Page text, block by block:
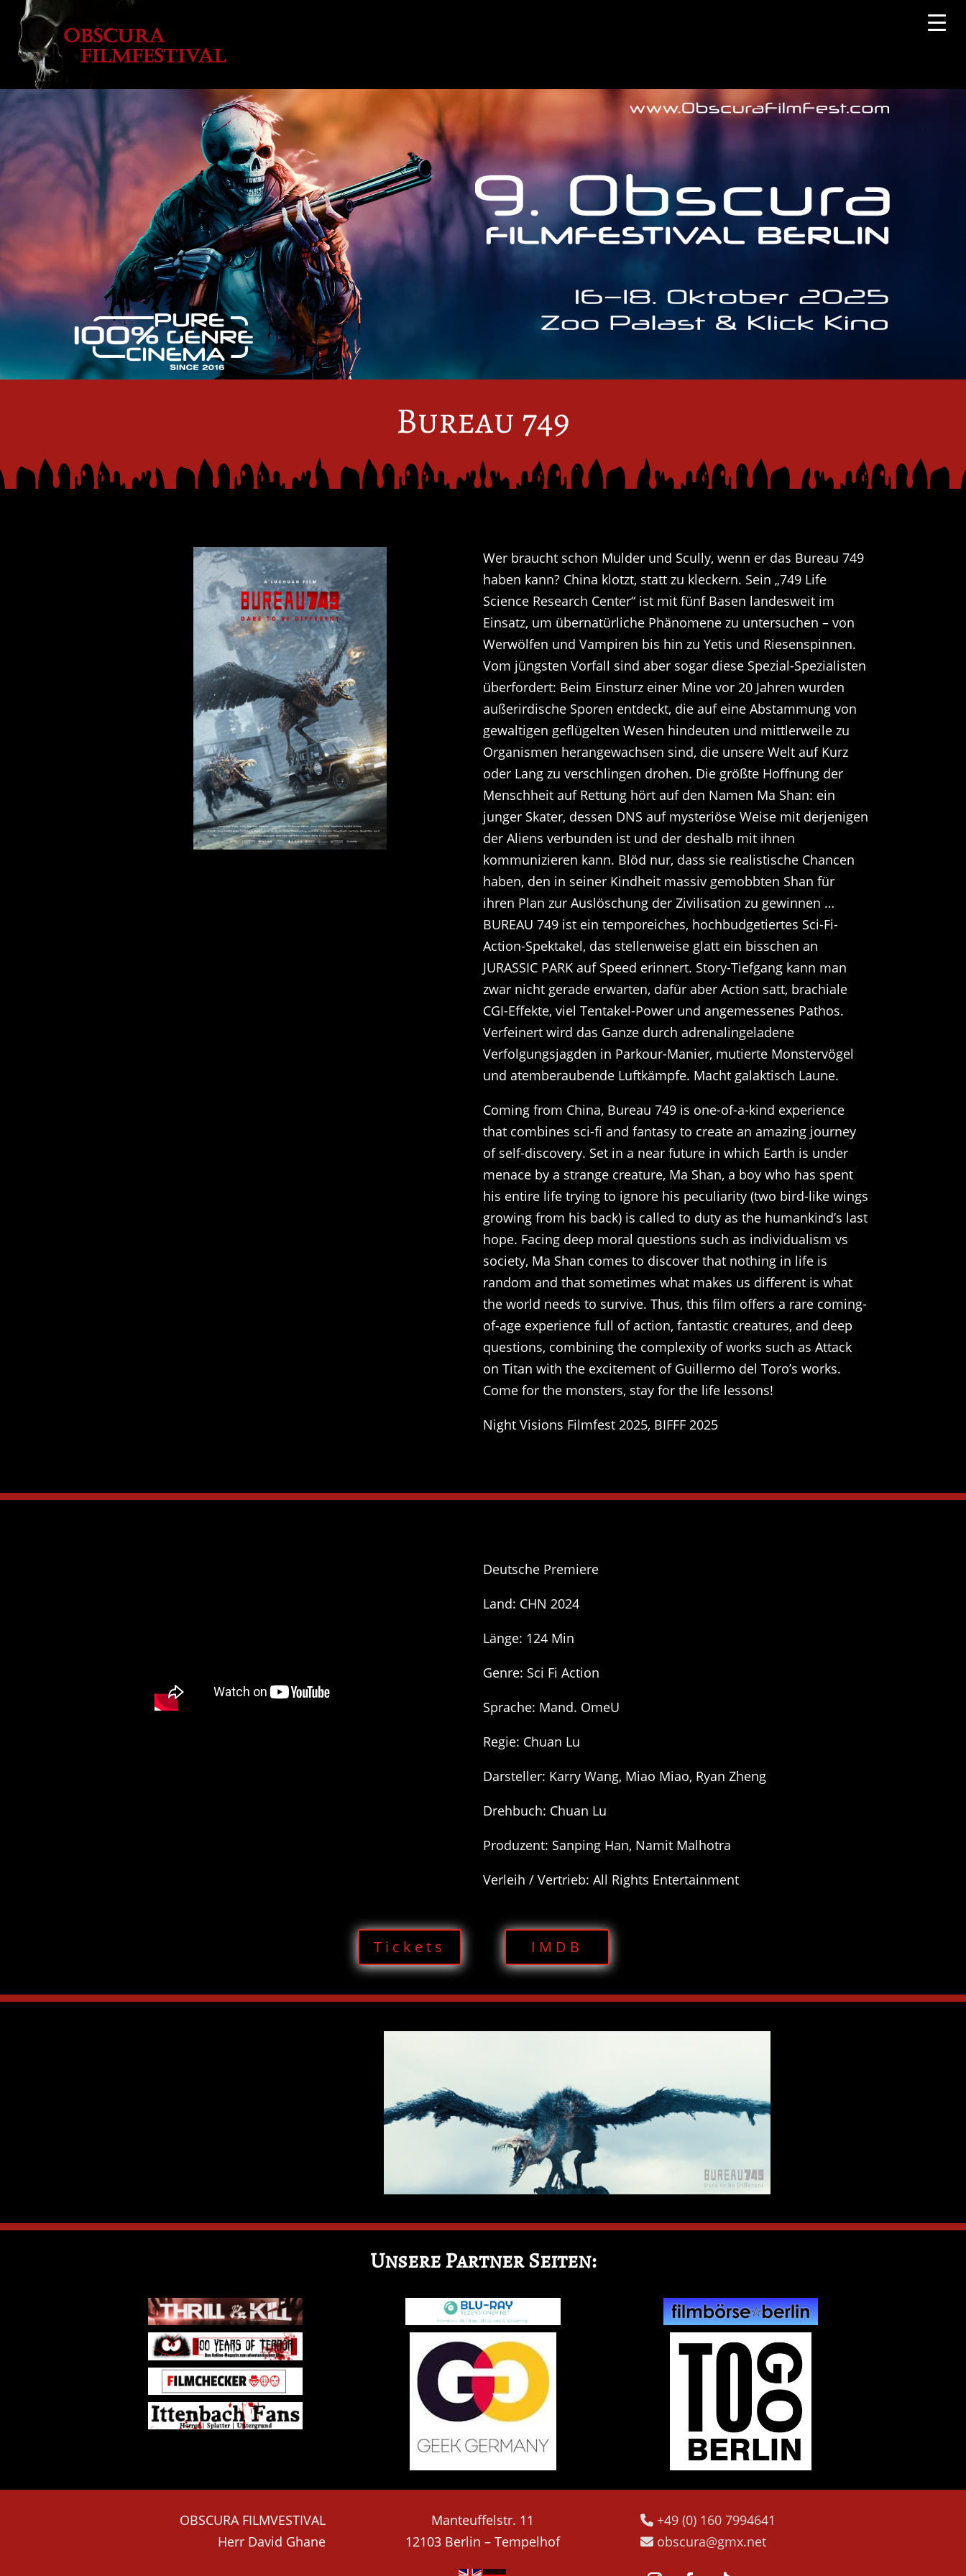
Bureau 749
Wer braucht schon Mulder und Scully, wenn er das Bureau 749
haben kann? China klotzt, statt zu kleckern. Sein „749 Life
Science Research Center“ ist mit fünf Basen landesweit im
Einsatz, um übernatürliche Phänomene zu untersuchen – von
Werwölfen und Vampiren bis hin zu Yetis und Riesenspinnen.
Vom jüngsten Vorfall sind aber sogar diese Spezial-Spezialisten
überfordert: Beim Einsturz einer Mine vor 20 Jahren wurden
außerirdische Sporen entdeckt, die auf eine Abstammung von
gewaltigen geflügelten Wesen hindeuten und mittlerweile zu
Organismen herangewachsen sind, die unsere Welt auf Kurz
oder Lang zu verschlingen drohen. Die größte Hoffnung der
Menschheit auf Rettung hört auf den Namen Ma Shan: ein
junger Skater, dessen DNS auf mysteriöse Weise mit derjenigen
der Aliens verbunden ist und der deshalb mit ihnen
kommunizieren kann. Blöd nur, dass sie realistische Chancen
haben, den in seiner Kindheit massiv gemobbten Shan für
ihren Plan zur Auslöschung der Zivilisation zu gewinnen …
BUREAU 749 ist ein temporeiches, hochbudgetiertes Sci-Fi-
Action-Spektakel, das stellenweise glatt ein bisschen an
JURASSIC PARK auf Speed erinnert. Story-Tiefgang kann man
zwar nicht gerade erwarten, dafür aber Action satt, brachiale
CGI-Effekte, viel Tentakel-Power und angemessenes Pathos.
Verfeinert wird das Ganze durch adrenalingeladene
Verfolgungsjagden in Parkour-Manier, mutierte Monstervögel
und atemberaubende Luftkämpfe. Macht galaktisch Laune.
Coming from China, Bureau 749 is one-of-a-kind experience
that combines sci-fi and fantasy to create an amazing journey
of self-discovery. Set in a near future in which Earth is under
menace by a strange creature, Ma Shan, a boy who has spent
his entire life trying to ignore his peculiarity (two bird-like wings
growing from his back) is called to duty as the humankind’s last
hope. Facing deep moral questions such as individualism vs
society, Ma Shan comes to discover that nothing in life is
random and that sometimes what makes us different is what
the world needs to survive. Thus, this film offers a rare coming-
of-age experience full of action, fantastic creatures, and deep
questions, combining the complexity of works such as Attack
on Titan with the excitement of Guillermo del Toro’s works.
Come for the monsters, stay for the life lessons!
Night Visions Filmfest 2025, BIFFF 2025
Deutsche Premiere
Land: CHN 2024
Länge: 124 Min
Genre: Sci Fi Action
Sprache: Mand. OmeU
Regie: Chuan Lu
Darsteller: Karry Wang, Miao Miao, Ryan Zheng
Drehbuch: Chuan Lu
Produzent: Sanping Han, Namit Malhotra
Verleih / Vertrieb: All Rights Entertainment
Tickets IMDB
Unsere Partner Seiten:
OBSCURA FILMVESTIVAL
Herr David Ghane
Manteuffelstr. 11
12103 Berlin – Tempelhof
+49 (0) 160 7994641
obscura@gmx.net